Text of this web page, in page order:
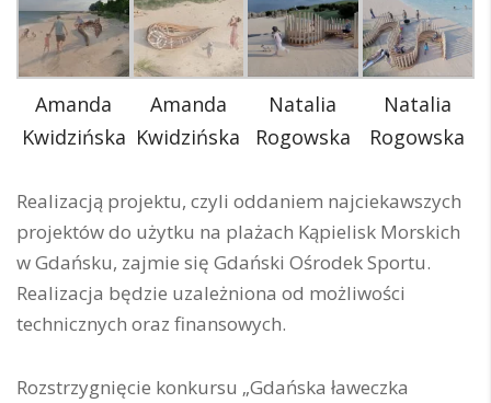
Amanda
Kwidzińska
Amanda
Kwidzińska
Natalia
Rogowska
Natalia
Rogowska
Realizacją projektu, czyli oddaniem najciekawszych
projektów do użytku na plażach Kąpielisk Morskich
w Gdańsku, zajmie się Gdański Ośrodek Sportu.
Realizacja będzie uzależniona od możliwości
technicznych oraz finansowych.
Rozstrzygnięcie konkursu „Gdańska ławeczka